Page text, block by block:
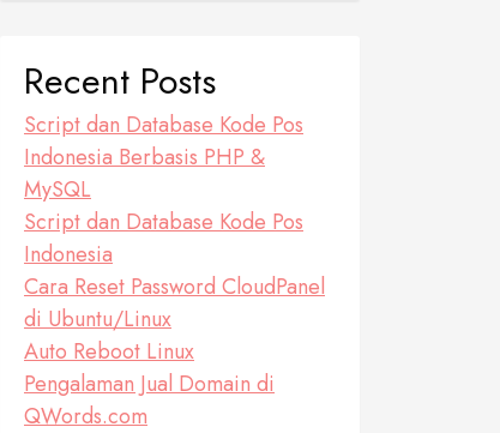
Recent Posts
Script dan Database Kode Pos
Indonesia Berbasis PHP &
MySQL
Script dan Database Kode Pos
Indonesia
Cara Reset Password CloudPanel
di Ubuntu/Linux
Auto Reboot Linux
Pengalaman Jual Domain di
QWords.com